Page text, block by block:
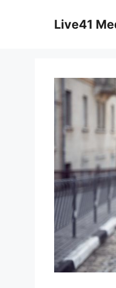
Live41